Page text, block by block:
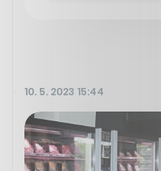
10. 5. 2023 15:44